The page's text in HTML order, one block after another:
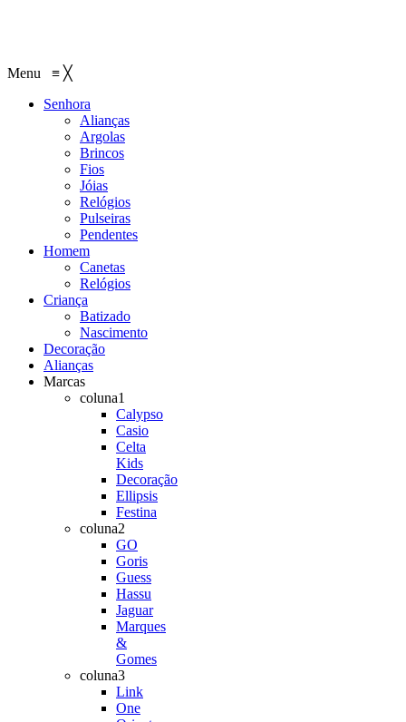
Menu ≡ ╳
Senhora
Alianças
Argolas
Brincos
Fios
Jóias
Relógios
Pulseiras
Pendentes
Homem
Canetas
Relógios
Criança
Batizado
Nascimento
Decoração
Alianças
Marcas
coluna1
Calypso
Casio
Celta
Kids
Decoração
Ellipsis
Festina
coluna2
GO
Goris
Guess
Hassu
Jaguar
Marques
&
Gomes
coluna3
Link
One